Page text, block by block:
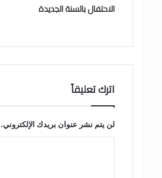
الاحتفال بالسنة الجديدة
اترك تعليقاً
لن يتم نشر عنوان بريدك الإلكتروني.